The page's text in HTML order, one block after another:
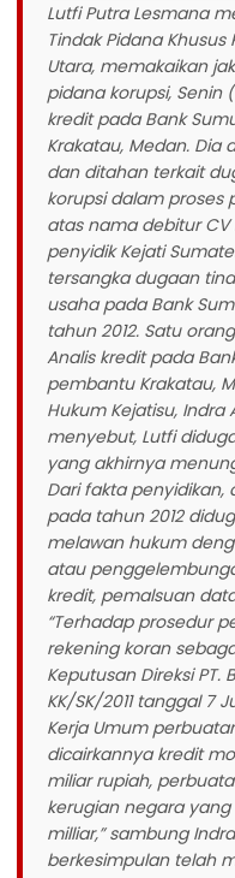
Lutfi Putra Lesmana
Tindak Pidana
Utara, memakaikan
pidana korupsi, Senin
kredit pada Bank
Krakatau, Medan. Dia
dan ditahan terkait
korupsi dalam proses
atas nama debitur CV
penyidik Kejati
tersangka dugaan
usaha pada Bank
tahun 2012. Satu
Analis kredit pada
pembantu Krakatau,
Hukum Kejatisu, Indra
menyebut, Lutfi
yang akhirnya
Dari fakta penyidikan,
pada tahun 2012
melawan hukum
atau
kredit, pemalsuan
“Terhadap prosedur
rekening koran
Keputusan Direksi PT.
KK/SK/2011 tanggal 7
Kerja Umum
dicairkannya kredit
miliar rupiah,
kerugian negara yang
milliar,” sambung
berkesimpulan telah